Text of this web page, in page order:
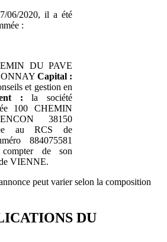
06/2020, il a été
:
DU PAVE
Capital :
et gestion en
: la société
100 CHEMIN
38150
au RCS de
884075581
de son
VIENNE.
peut varier selon la composition
DU